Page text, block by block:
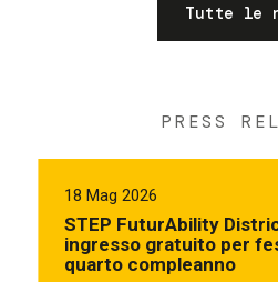
Tutte le
PRESS
18 Mag 2026
STEP FuturAbility
ingresso gratuito per
quarto compleanno